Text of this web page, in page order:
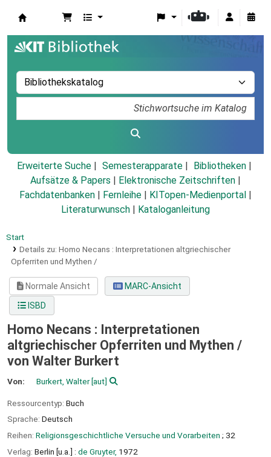
Erweiterte Suche Semesterapparate
Bibliotheken
Aufsätze & Papers
Elektronische Zeitschriften
Fachdatenbanken
Fernleihe KITopen-Medienportal
Literaturwunsch
Kataloganleitung
Start
Details zu: Homo Necans : Interpretationen altgriechischer
Opferriten und Mythen /
Normale Ansicht
MARC-Ansicht
ISBD
Homo Necans : Interpretationen
altgriechischer Opferriten und Mythen /
von Walter Burkert
Von: Burkert, Walter[aut]
Ressourcentyp: Buch
Sprache: Deutsch
Reihen: Religionsgeschichtliche Versuche und Vorarbeiten ; 32
Verlag: Berlin [u.a.] : de Gruyter, 1972